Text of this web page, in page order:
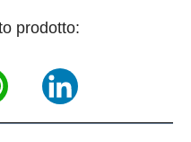
prodotto:
LinkedIn